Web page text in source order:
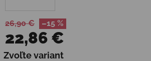
26,90 € –15 %
22,86 €
Jednotková cena:
Zvoľte variant